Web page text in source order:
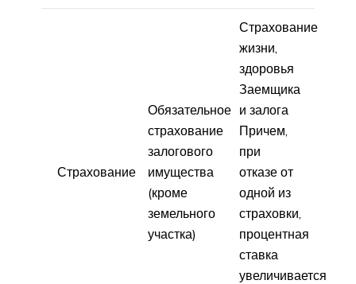
Страхование
Обязательное
страхование
залогового
имущества
(кроме
земельного
участка)
Страхование
жизни,
здоровья
Заемщика
и залога
Причем,
при
отказе от
одной из
страховки,
процентная
ставка
увеличивается